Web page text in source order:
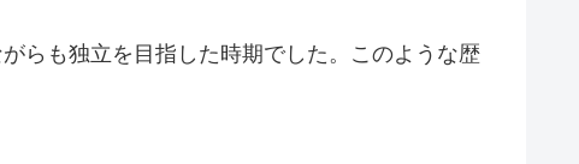
らも独立を目指した時期でした。このような歴